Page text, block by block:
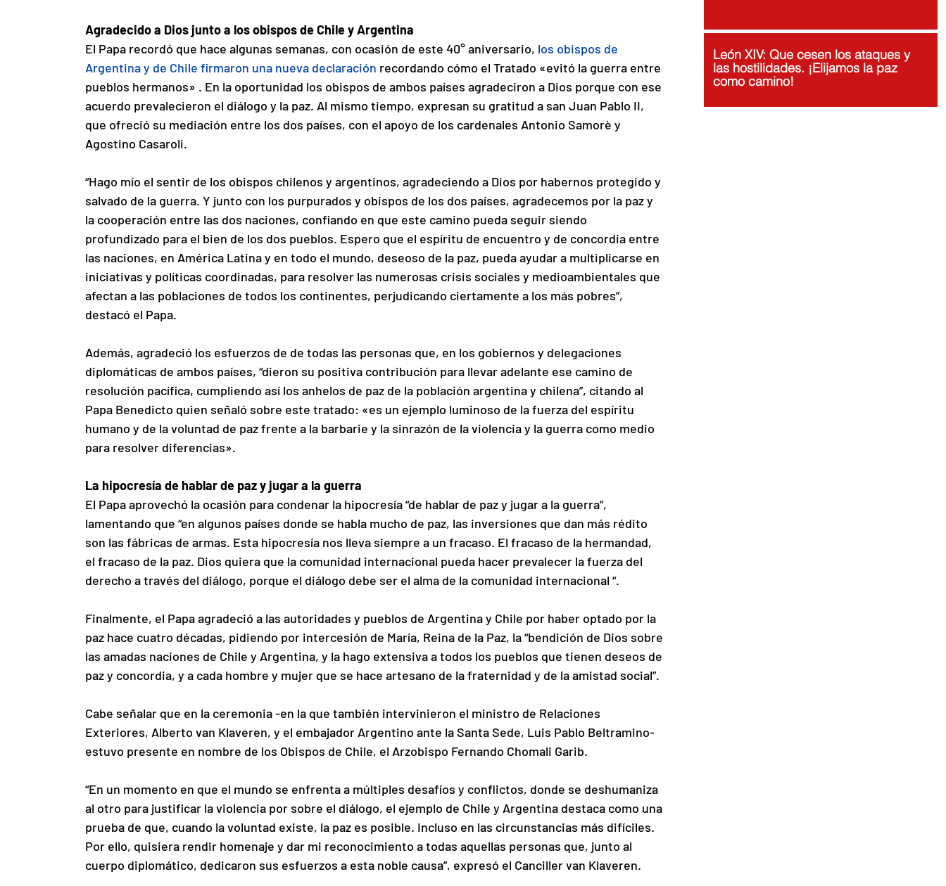
Agradecido a Dios junto a los obispos de Chile y Argentina
El Papa recordó que hace algunas semanas, con ocasión de este 40° aniversario, los obispos de
Argentina y de Chile firmaron una nueva declaración recordando cómo el Tratado «evitó la guerra entre
pueblos hermanos» . En la oportunidad los obispos de ambos países agradeciron a Dios porque con ese
acuerdo prevalecieron el diálogo y la paz. Al mismo tiempo, expresan su gratitud a san Juan Pablo II,
que ofreció su mediación entre los dos países, con el apoyo de los cardenales Antonio Samorè y
Agostino Casaroli.
“Hago mío el sentir de los obispos chilenos y argentinos, agradeciendo a Dios por habernos protegido y
salvado de la guerra. Y junto con los purpurados y obispos de los dos países, agradecemos por la paz y
la cooperación entre las dos naciones, confiando en que este camino pueda seguir siendo
profundizado para el bien de los dos pueblos. Espero que el espíritu de encuentro y de concordia entre
las naciones, en América Latina y en todo el mundo, deseoso de la paz, pueda ayudar a multiplicarse en
iniciativas y políticas coordinadas, para resolver las numerosas crisis sociales y medioambientales que
afectan a las poblaciones de todos los continentes, perjudicando ciertamente a los más pobres”,
destacó el Papa.
Además, agradeció los esfuerzos de de todas las personas que, en los gobiernos y delegaciones
diplomáticas de ambos países, “dieron su positiva contribución para llevar adelante ese camino de
resolución pacífica, cumpliendo así los anhelos de paz de la población argentina y chilena”, citando al
Papa Benedicto quien señaló sobre este tratado: «es un ejemplo luminoso de la fuerza del espíritu
humano y de la voluntad de paz frente a la barbarie y la sinrazón de la violencia y la guerra como medio
para resolver diferencias».
La hipocresía de hablar de paz y jugar a la guerra
El Papa aprovechó la ocasión para condenar la hipocresía “de hablar de paz y jugar a la guerra”,
lamentando que “en algunos países donde se habla mucho de paz, las inversiones que dan más rédito
son las fábricas de armas. Esta hipocresía nos lleva siempre a un fracaso. El fracaso de la hermandad,
el fracaso de la paz. Dios quiera que la comunidad internacional pueda hacer prevalecer la fuerza del
derecho a través del diálogo, porque el diálogo debe ser el alma de la comunidad internacional “.
Finalmente, el Papa agradeció a las autoridades y pueblos de Argentina y Chile por haber optado por la
paz hace cuatro décadas, pidiendo por intercesión de María, Reina de la Paz, la “bendición de Dios sobre
las amadas naciones de Chile y Argentina, y la hago extensiva a todos los pueblos que tienen deseos de
paz y concordia, y a cada hombre y mujer que se hace artesano de la fraternidad y de la amistad social”.
Cabe señalar que en la ceremonia -en la que también intervinieron el ministro de Relaciones
Exteriores, Alberto van Klaveren, y el embajador Argentino ante la Santa Sede, Luis Pablo Beltramino-
estuvo presente en nombre de los Obispos de Chile, el Arzobispo Fernando Chomali Garib.
“En un momento en que el mundo se enfrenta a múltiples desafíos y conflictos, donde se deshumaniza
al otro para justificar la violencia por sobre el diálogo, el ejemplo de Chile y Argentina destaca como una
prueba de que, cuando la voluntad existe, la paz es posible. Incluso en las circunstancias más difíciles.
Por ello, quisiera rendir homenaje y dar mi reconocimiento a todas aquellas personas que, junto al
cuerpo diplomático, dedicaron sus esfuerzos a esta noble causa”, expresó el Canciller van Klaveren.
León XIV: Que cesen los ataques y
las hostilidades. ¡Elijamos la paz
como camino!